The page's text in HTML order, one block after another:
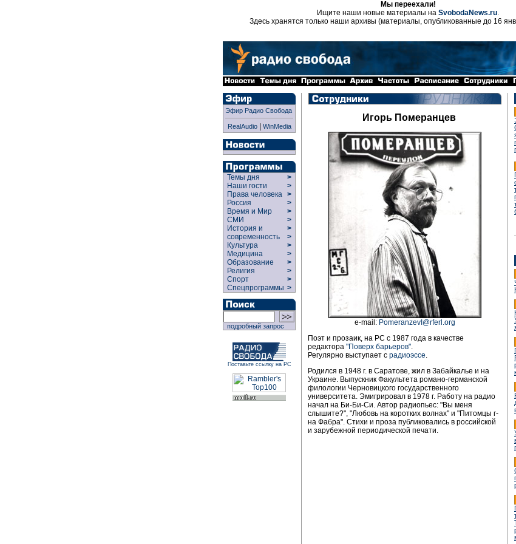
Мы переехали!
Ищите наши новые материалы на SvobodaNews.ru.
Здесь хранятся только наши архивы (материалы, опубликованные до 16
Эфир Радио Свобода
RealAudio| WinMedia
Темы дня
>
Наши гости
>
Права человека >
Россия
>
Время и Мир
>
СМИ
>
История и
современность
>
>
Культура
>
Медицина
>
Образование
>
Религия
>
Спорт
>
Спецпрограммы >
подробный запрос
Поставьте ссылку на РС
Игорь Померанцев
e-mail: PomeranzevI@rferl.org
Поэт и прозаик, на РС с 1987 года в качестве
редактора "Поверх барьеров"
Регулярно выступает с радиоэссе
Родился в 1948 г. в Саратове, жил в Забайкалье и на
Украине. Выпускник Факультета романо-германской
филологии Черновицкого государственного
университета. Эмигрировал в 1978 г. Работу на радио
начал на Би-Би-Си. Автор радиопьес: "Вы меня
слышите?", "Любовь на коротких волнах" и "Питомцы г-
на Фабра". Стихи и проза публиковались в российской
и зарубежной периодической печати.